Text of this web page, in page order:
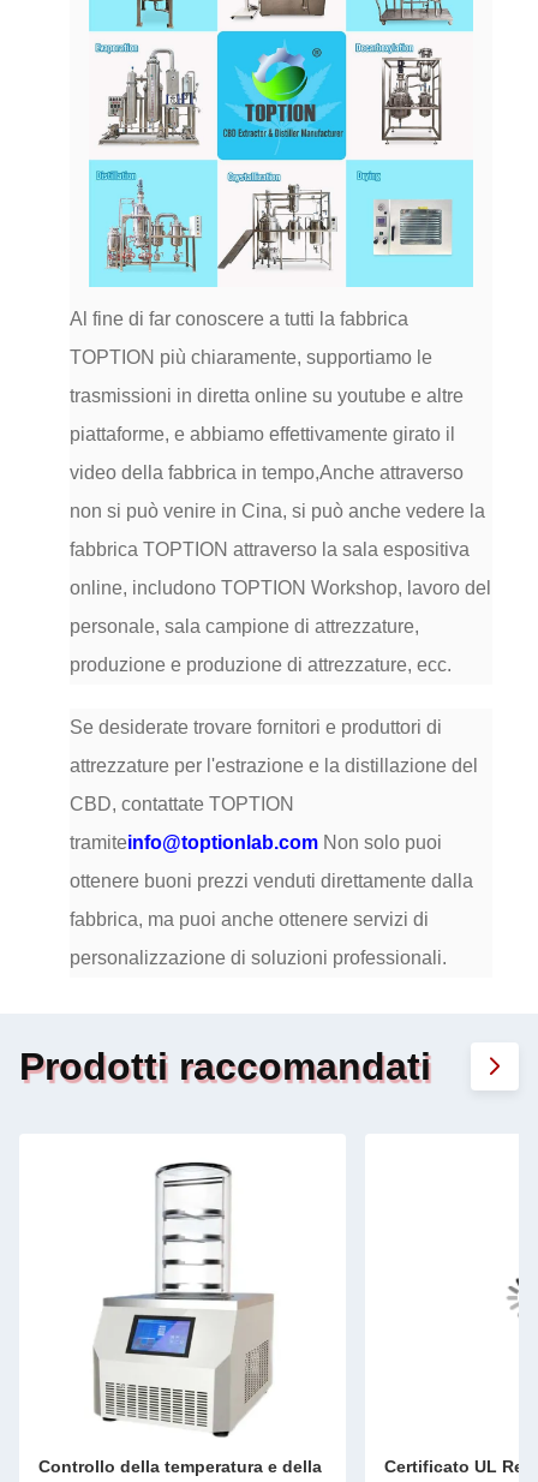
Al fine di far conoscere a tutti la fabbrica
TOPTION più chiaramente, supportiamo le
trasmissioni in diretta online su youtube e altre
piattaforme, e abbiamo effettivamente girato il
video della fabbrica in tempo,Anche attraverso
non si può venire in Cina, si può anche vedere la
fabbrica TOPTION attraverso la sala espositiva
online, includono TOPTION Workshop, lavoro del
personale, sala campione di attrezzature,
produzione e produzione di attrezzature, ecc.
Se desiderate trovare fornitori e produttori di
attrezzature per l'estrazione e la distillazione del
CBD, contattate TOPTION
tramiteinfo@toptionlab.com Non solo puoi
ottenere buoni prezzi venduti direttamente dalla
fabbrica, ma puoi anche ottenere servizi di
personalizzazione di soluzioni professionali.
Prodotti raccomandati
Controllo della temperatura e della
Certificato UL